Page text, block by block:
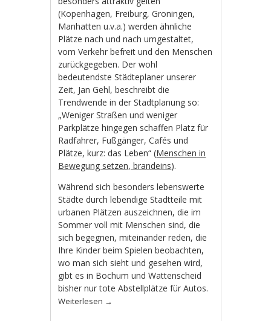
(Kopenhagen, Freiburg, Groningen,
Manhatten u.v.a.) werden ähnliche
Plätze nach und nach umgestaltet,
vom Verkehr befreit und den Menschen
zurückgegeben. Der wohl
bedeutendste Städteplaner unserer
Zeit, Jan Gehl, beschreibt die
Trendwende in der Stadtplanung so:
„Weniger Straßen und weniger
Parkplätze hingegen schaffen Platz für
Radfahrer, Fußgänger, Cafés und
Plätze, kurz: das Leben“ (Menschen in
Bewegung setzen, brandeins).
Während sich besonders lebenswerte
Städte durch lebendige Stadtteile mit
urbanen Plätzen auszeichnen, die im
Sommer voll mit Menschen sind, die
sich begegnen, miteinander reden, die
Ihre Kinder beim Spielen beobachten,
wo man sich sieht und gesehen wird,
gibt es in Bochum und Wattenscheid
bisher nur tote Abstellplätze für Autos.
Weiterlesen →